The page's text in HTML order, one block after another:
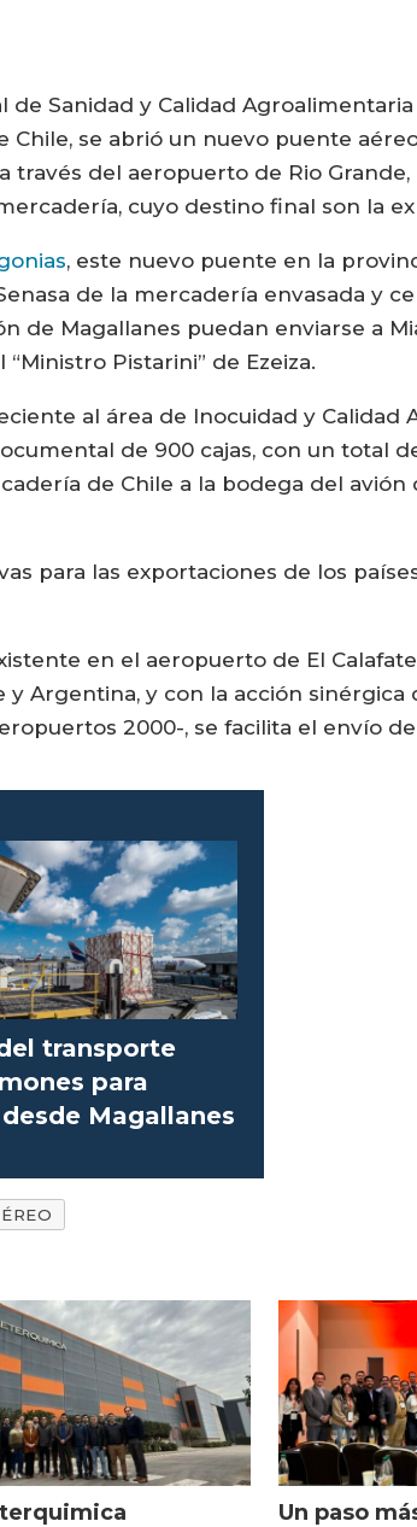
Sanidad y Calidad
Chile, se abrió un nuevo puente
del aeropuerto de Rio Grande,
cuyo destino final son la
, este nuevo puente en la
de la mercadería envasada y
de Magallanes puedan enviarse a
Pistarini” de Ezeiza.
al área de Inocuidad y Calidad
de 900 cajas, con un total
de Chile a la bodega del avión
para las exportaciones de los
en el aeropuerto de El
Argentina, y con la acción sinérgica
2000-, se facilita el envío
transporte
para
Magallanes
Un paso